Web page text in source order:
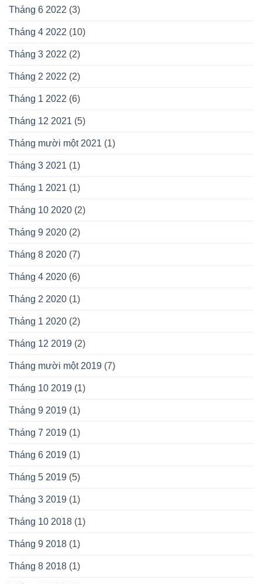
Tháng 6 2022 (3)
Tháng 4 2022 (10)
Tháng 3 2022 (2)
Tháng 2 2022 (2)
Tháng 1 2022 (6)
Tháng 12 2021 (5)
Tháng mười một 2021 (1)
Tháng 3 2021 (1)
Tháng 1 2021 (1)
Tháng 10 2020 (2)
Tháng 9 2020 (2)
Tháng 8 2020 (7)
Tháng 4 2020 (6)
Tháng 2 2020 (1)
Tháng 1 2020 (2)
Tháng 12 2019 (2)
Tháng mười một 2019 (7)
Tháng 10 2019 (1)
Tháng 9 2019 (1)
Tháng 7 2019 (1)
Tháng 6 2019 (1)
Tháng 5 2019 (5)
Tháng 3 2019 (1)
Tháng 10 2018 (1)
Tháng 9 2018 (1)
Tháng 8 2018 (1)